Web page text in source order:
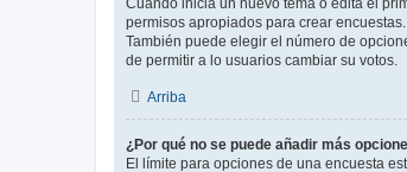
permisos apropiados para crear
También puede elegir el número de
de permitir a lo usuarios cambiar su votos.
Arriba
¿Por qué no se puede añadir más
El límite para opciones de una encuesta